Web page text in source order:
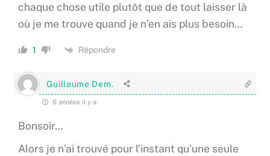
chaque chose utile plutôt que de tout laisser là
où je me trouve quand je n’en ais plus besoin…
1 Répondre
Guillaume Dem.
6 années il y a
Bonsoir…
Alors je n’ai trouvé pour l’instant qu’une seule